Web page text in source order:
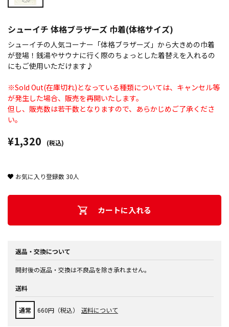
シューイチ 体格ブラザーズ 巾着(体格サイズ)
シューイチの人気コーナー「体格ブラザーズ」から大きめの巾着
が登場！銭湯やサウナに行く際のちょっとした着替えを入れるの
にもご使用いただけます♪
※Sold Out(在庫切れ)となっている種類については、キャンセル等
が発生した場合、販売を再開いたします。
但し、販売数は若干数となりますので、あらかじめご了承くださ
い。
¥1,320 (税込)
お気に入り登録数30人
カートに入れる
返品・交換について
開封後の返品・交換は不良品を除き承れません。
送料
通常 660円（税込） 送料について